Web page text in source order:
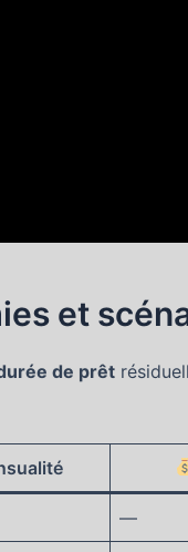
et
de prêt
—